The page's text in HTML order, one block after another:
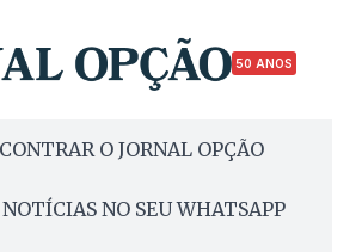
50 ANOS
O JORNAL OPÇÃO
NO SEU WHATSAPP